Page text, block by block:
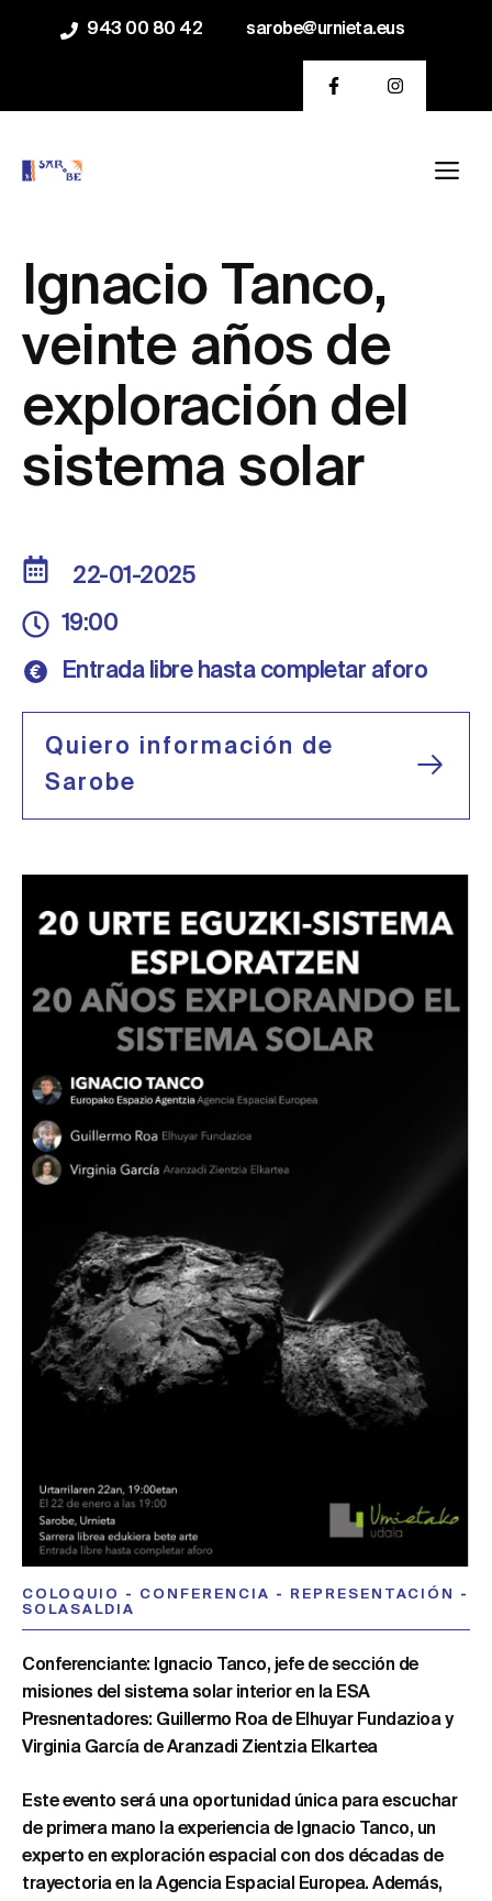
943 00 80 42 sarobe@urnieta.eus
Ignacio Tanco,
veinte años de
exploración del
sistema solar
22-01-2025
19:00
Entrada libre hasta completar aforo
Quiero información de
Sarobe
COLOQUIO - CONFERENCIA - REPRESENTACIÓN
-
SOLASALDIA
Conferenciante: Ignacio Tanco, jefe de sección de
misiones del sistema solar interior en la ESA
Presnentadores: Guillermo Roa de Elhuyar Fundazioa y
Virginia García de Aranzadi Zientzia Elkartea
Este evento será una oportunidad única para escuchar
de primera mano la experiencia de Ignacio Tanco, un
experto en exploración espacial con dos décadas de
trayectoria en la Agencia Espacial Europea. Además,